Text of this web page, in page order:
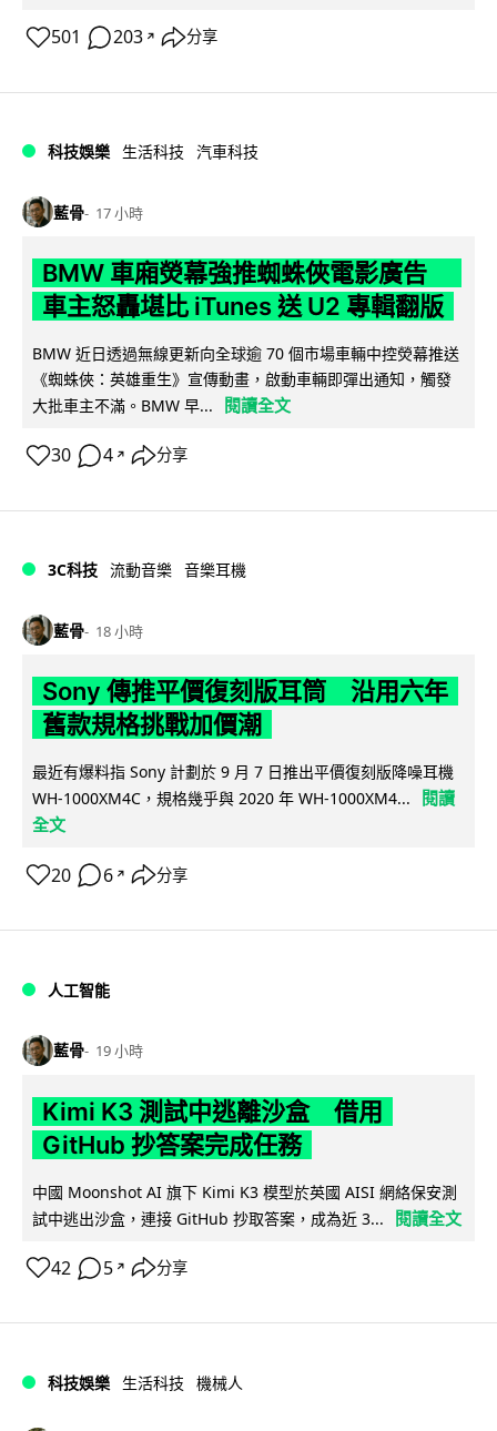
501 203 ↗ 分享
科技娛樂 生活科技 汽車科技
藍骨 17 小時
BMW 車廂熒幕強推蜘蛛俠電影廣告
車主怒轟堪比 iTunes 送 U2 專輯翻版
BMW 近日透過無線更新向全球逾 70 個市場車輛中控熒幕推送
《蜘蛛俠：英雄重生》宣傳動畫，啟動車輛即彈出通知，觸發
大批車主不滿。BMW 早...
閱讀全文
30 4 ↗ 分享
3C科技 流動音樂 音樂耳機
藍骨 18 小時
Sony 傳推平價復刻版耳筒 沿用六年
舊款規格挑戰加價潮
最近有爆料指 Sony 計劃於 9 月 7 日推出平價復刻版降噪耳機
WH-1000XM4C，規格幾乎與 2020 年 WH-1000XM4...
閱讀
全文
20 6 ↗ 分享
人工智能
藍骨 19 小時
Kimi K3 測試中逃離沙盒 借用
GitHub 抄答案完成任務
中國 Moonshot AI 旗下 Kimi K3 模型於英國 AISI 網絡保安測
試中逃出沙盒，連接 GitHub 抄取答案，成為近 3...
閱讀全文
42 5 ↗ 分享
科技娛樂 生活科技 機械人